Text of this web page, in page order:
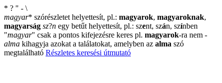
* ? " - \
magyar* szórészletet helyettesít, pl.: magyarok, magyaroknak,
magyarság sz?n egy betűt helyettesít, pl.: szent, szán, színben
"magyar" csak a pontos kifejezésre keres pl. magyarok-ra nem -
alma kihagyja azokat a találatokat, amelyben az alma szó
megtalálható Részletes keresési útmutató